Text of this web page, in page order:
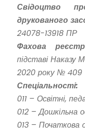
Свідоцтво
друкованого
24078-13918 ПР
Фахова
підставі Наказу
2020 року №
Спеціальності:
011 – Освітні,
012 – Дошкільна
013 – Початкова